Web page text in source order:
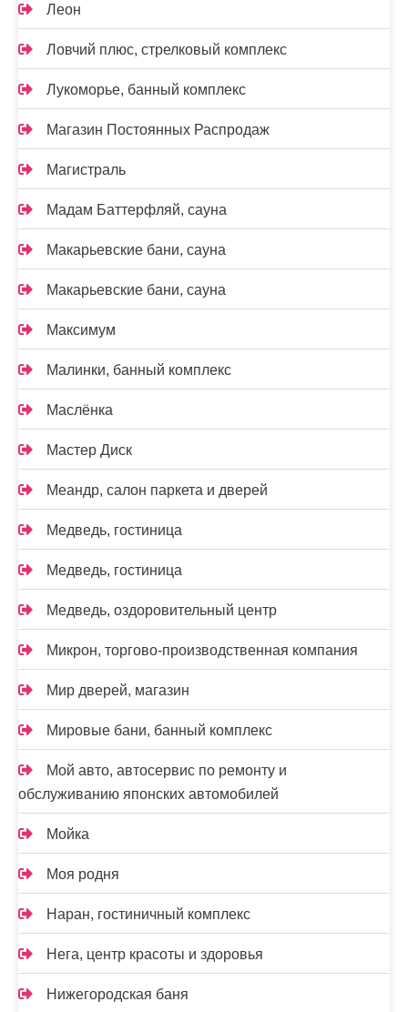
Леон
Ловчий плюс, стрелковый комплекс
Лукоморье, банный комплекс
Магазин Постоянных Распродаж
Магистраль
Мадам Баттерфляй, сауна
Макарьевские бани, сауна
Макарьевские бани, сауна
Максимум
Малинки, банный комплекс
Маслёнка
Мастер Диск
Меандр, салон паркета и дверей
Медведь, гостиница
Медведь, гостиница
Медведь, оздоровительный центр
Микрон, торгово-производственная компания
Мир дверей, магазин
Мировые бани, банный комплекс
Мой авто, автосервис по ремонту и
обслуживанию японских автомобилей
Мойка
Моя родня
Наран, гостиничный комплекс
Нега, центр красоты и здоровья
Нижегородская баня